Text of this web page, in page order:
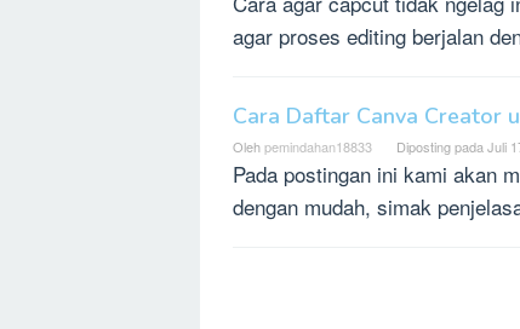
agar proses editing berjalan
Cara Daftar Canva Creator
Olehpemindahan18833 Diposting pada Juli
Pada postingan ini kami akan
dengan mudah, simak